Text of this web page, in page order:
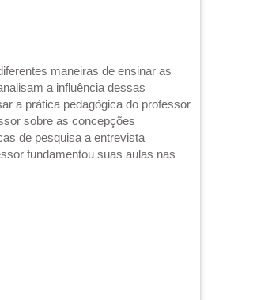
maneiras de ensinar as
a influência dessas
a prática pedagógica do professor
sobre as concepções
de pesquisa a entrevista
fundamentou suas aulas nas